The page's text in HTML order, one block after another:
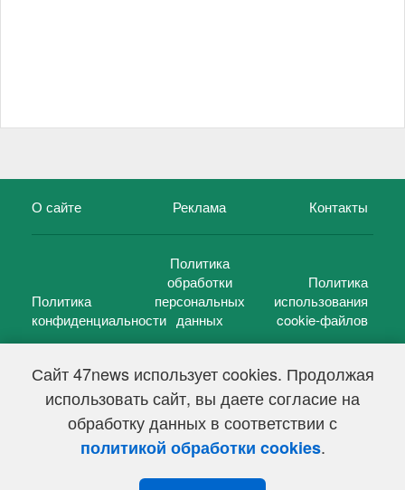
Сайт 47news использует cookies. Продолжая
использовать сайт, вы даете согласие на
обработку данных в соответствии с
политикой обработки cookies.
О сайте Реклама Контакты
Политика
конфиденциальности
Политика
обработки
персональных
данных
Политика
использования
cookie-файлов
47 новостей (47 news)2005 — 2026 г.
Свидетельство о регистрации СМИ Эл № ФС 77-39848, выдано
Федеральной службой по надзору в сфере связи,
информационных технологий и массовых коммуникаций